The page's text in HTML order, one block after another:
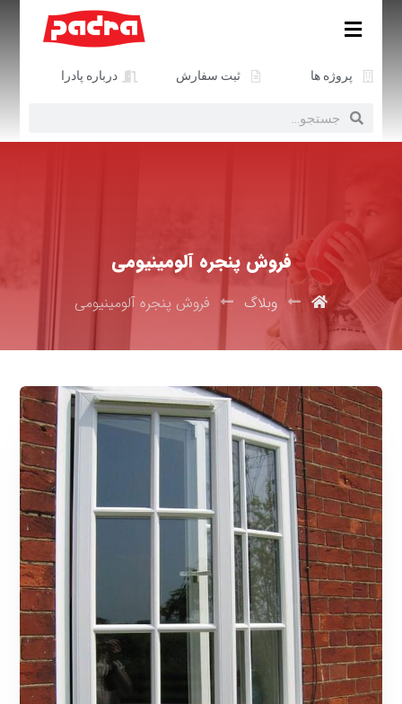
پروژه ها ثبت سفارش درباره پادرا
فروش پنجره آلومینیومی
وبلاگ فروش پنجره آلومینیومی